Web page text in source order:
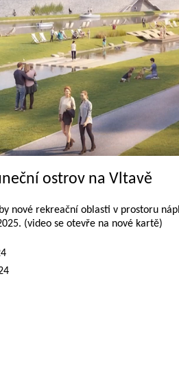
ostrov na Vltavě
nové rekreační oblasti v prostoru
(video se otevře na nové kartě)